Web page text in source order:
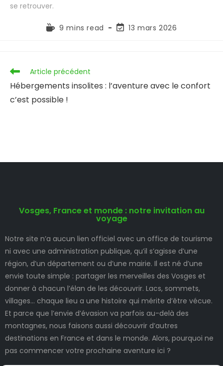
se retrouver.
9 mins read 13 mars 2026
Article précédent
Hébergements insolites : l’aventure avec le confort
c’est possible !
Vosges, France et monde : notre invitation au
voyage
Notre site n’a aucun lien officiel avec un office de tourisme
ni avec une administration publique, qu’il s’agisse d’une
région, d’un département ou d’une mairie. Il est né d’une
envie toute simple : partager les merveilles des Vosges et
donner à chacun l’élan de les découvrir. Lacs, sommets,
villages… chaque lieu a une histoire qui mérite d’être vécue.
Et parce que l’envie d’évasion va parfois au-delà des
montagnes, nous faisons aussi découvrir d’autres
destinations en France et dans le monde. Alors, pourquoi ne
pas commencer votre prochaine aventure ici ?